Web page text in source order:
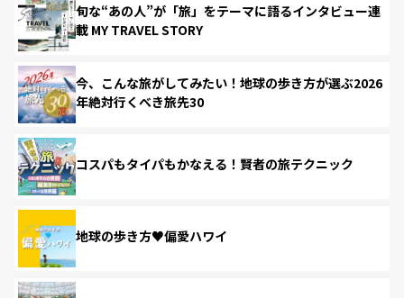
旬な“あの人”が「旅」をテーマに語るインタビュー連
載 MY TRAVEL STORY
今、こんな旅がしてみたい！地球の歩き方が選ぶ2026
年絶対行くべき旅先30
コスパもタイパもかなえる！賢者の旅テクニック
地球の歩き方♥偏愛ハワイ